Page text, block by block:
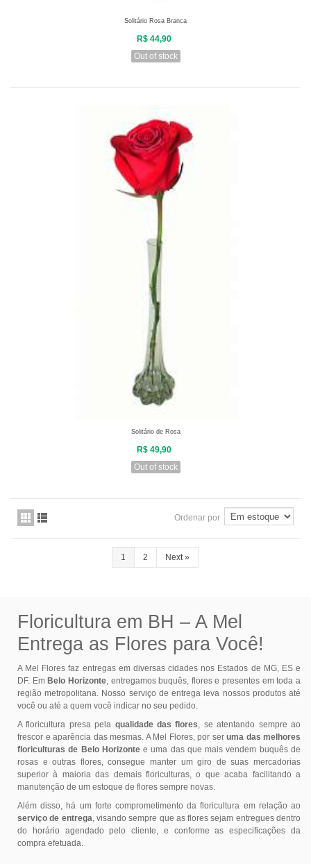
Solitário Rosa Branca
R$ 44,90
Out of stock
Solitário de Rosa
R$ 49,90
Out of stock
Ordenar por
1 2 Next»
Floricultura em BH – A Mel
Entrega as Flores para Você!
A Mel Flores faz entregas em diversas cidades nos Estados de MG, ES e
DF. Em Belo Horizonte, entregamos buquês, flores e presentes em toda a
região metropolitana. Nosso serviço de entrega leva nossos produtos até
você ou até a quem você indicar no seu pedido.
A floricultura presa pela qualidade das flores, se atentando sempre ao
frescor e aparência das mesmas. A Mel Flores, por seruma das melhores
floriculturas de Belo Horizontee uma das que mais vendem buquês de
rosas e outras flores, consegue manter um giro de suas mercadorias
superior à maioria das demais floriculturas, o que acaba facilitando a
manutenção de um estoque de flores sempre novas.
Além disso, há um forte comprometimento da floricultura em relação ao
serviço de entrega, visando sempre que as flores sejam entregues dentro
do horário agendado pelo cliente, e conforme as especificações da
compra efetuada.